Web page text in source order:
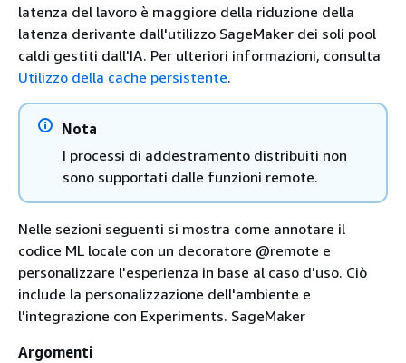
latenza del lavoro è maggiore della riduzione della
latenza derivante dall'utilizzo SageMaker dei soli pool
caldi gestiti dall'IA. Per ulteriori informazioni, consulta
Utilizzo della cache persistente.
Nota
I processi di addestramento distribuiti non
sono supportati dalle funzioni remote.
Nelle sezioni seguenti si mostra come annotare il
codice ML locale con un decoratore @remote e
personalizzare l'esperienza in base al caso d'uso. Ciò
include la personalizzazione dell'ambiente e
l'integrazione con Experiments. SageMaker
Argomenti